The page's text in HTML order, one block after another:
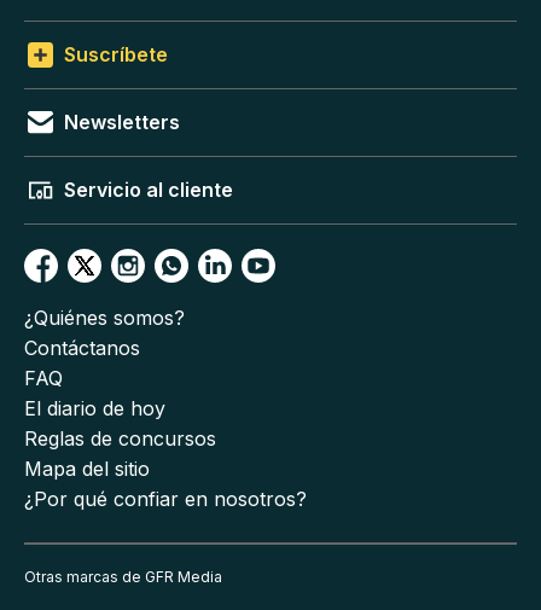
Suscríbete
Newsletters
Servicio al cliente
¿Quiénes somos?
Contáctanos
FAQ
El diario de hoy
Reglas de concursos
Mapa del sitio
¿Por qué confiar en nosotros?
Otras marcas de GFR Media